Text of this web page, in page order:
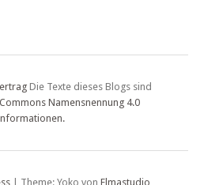
Die Texte dieses Blogs sind
Namensnennung 4.0
Theme: Yoko von Elmastudio